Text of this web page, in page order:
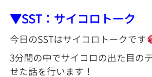
▼SST：サイコロトーク
今日のSSTはサイコロトークです
3分間の中でサイコロの出た目の
せた話を行います！